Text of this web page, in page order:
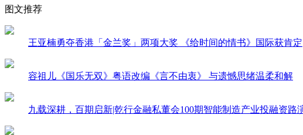
图文推荐
王亚楠勇夺香港「金兰奖」两项大奖 《给时间的情书》国际获肯定
容祖儿《国乐无双》粤语改编《言不由衷》 与遗憾思绪温柔和解
九载深耕，百期启新|乾行金融私董会100期智能制造产业投融资路